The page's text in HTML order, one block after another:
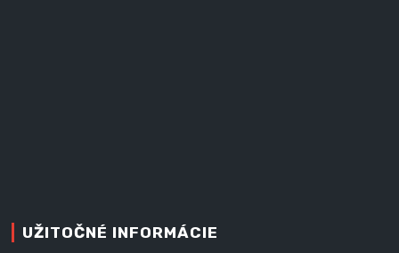
UŽITOČNÉ INFORMÁCIE